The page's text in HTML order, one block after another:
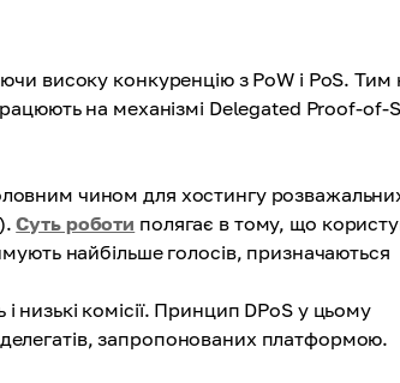
високу конкуренцію з PoW і PoS. Тим
на механізмі Delegated Proof-of-
чином для хостингу
Суть роботи полягає в тому, що
найбільше голосів, призначаються
комісії. Принцип DPoS у цьому
запропонованих платформою.